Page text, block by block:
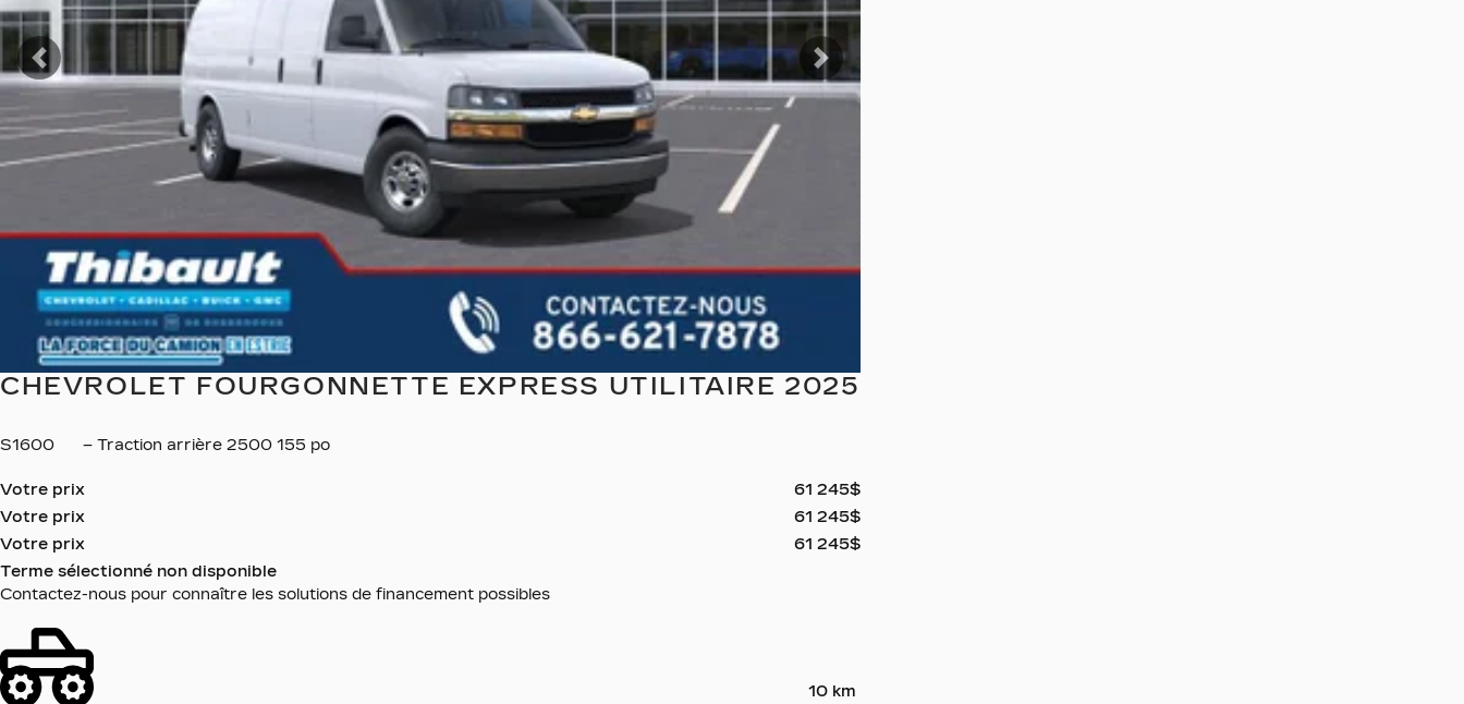
Précédent Suivant
CHEVROLET FOURGONNETTE EXPRESS UTILITAIRE 2025
S1600 – Traction arrière 2500 155 po
Votre prix 61 245$
Votre prix
61 245$
Votre prix
61 245$
Terme sélectionné non disponible
Contactez-nous pour connaître les solutions de financement possibles
10 km